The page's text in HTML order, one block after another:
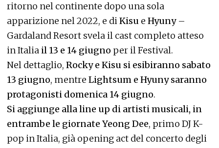
ritorno nel continente dopo una sola
apparizione nel 2022, e diKisu e Hyuny–
Gardaland Resort svela il cast completo atteso
in Italia il 13 e 14 giugno per il Festival.
Nel dettaglio, Rocky e Kisu si esibiranno sabato
13 giugno, mentre Lightsum e Hyuny saranno
protagonisti domenica 14 giugno.
Si aggiunge alla line up di artisti musicali, in
entrambe le giornate Yeong Dee, primo DJ K-
pop in Italia, già opening act del concerto degli